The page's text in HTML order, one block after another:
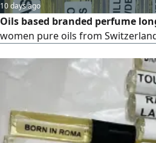
10 days ago
Oils based branded perfume
women pure oils from